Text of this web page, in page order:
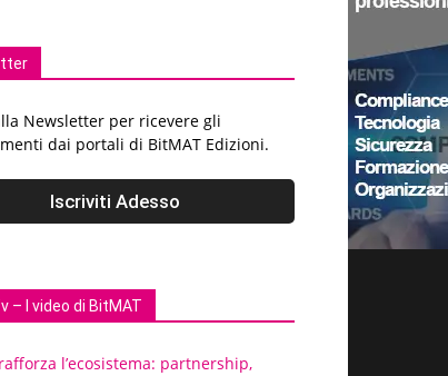
Newsletter per ricevere gli
dai portali di BitMAT Edizioni.
– I video di BitMAT
l’ecosistema: partnership,